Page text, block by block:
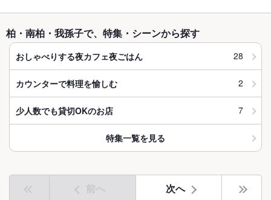
柏・南柏・我孫子で、特集・シーンから探す
おしゃべりする夜カフェ夜ごはん 28
カウンターで料理を愉しむ 2
少人数でも貸切OKのお店 7
特集一覧を見る
前へ 次へ